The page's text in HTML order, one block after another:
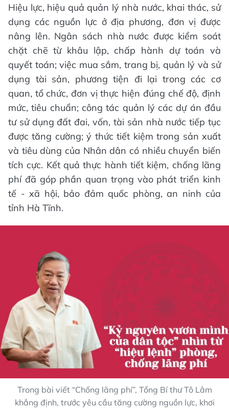
Hiệu lực, hiệu quả quản lý nhà nước, khai thác, sử
dụng các nguồn lực ở địa phương, đơn vị được
nâng lên. Ngân sách nhà nước được kiểm soát
chặt chẽ từ khâu lập, chấp hành dự toán và
quyết toán; việc mua sắm, trang bị, quản lý và sử
dụng tài sản, phương tiện đi lại trong các cơ
quan, tổ chức, đơn vị thực hiện đúng chế độ, định
mức, tiêu chuẩn; công tác quản lý các dự án đầu
tư sử dụng đất đai, vốn, tài sản nhà nước tiếp tục
được tăng cường; ý thức tiết kiệm trong sản xuất
và tiêu dùng của Nhân dân có nhiều chuyển biến
tích cực. Kết quả thực hành tiết kiệm, chống lãng
phí đã góp phần quan trọng vào phát triển kinh
tế - xã hội, bảo đảm quốc phòng, an ninh của
tỉnh Hà Tĩnh.
Trong bài viết “Chống lãng phí”, Tổng Bí thư Tô Lâm
khẳng định, trước yêu cầu tăng cường nguồn lực, khơi